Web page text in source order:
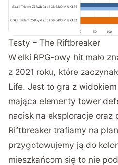
Testy – The Riftbreaker
Wielki RPG-owy hit mało
z 2021 roku, które
Life. Jest to gra z
mająca elementy tower
nacisk na eksploracje oraz
Riftbreaker trafiamy na
przygotowujemy ją do
mieszkańcom się to nie